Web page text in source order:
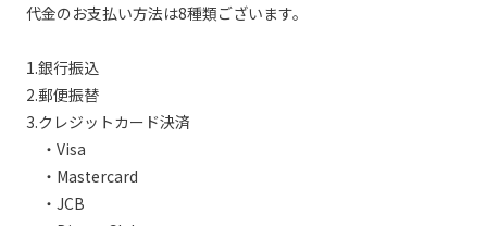
代金のお支払い方法は8種類ございます。
1.銀行振込
2.郵便振替
3.クレジットカード決済
・Visa
・Mastercard
・JCB